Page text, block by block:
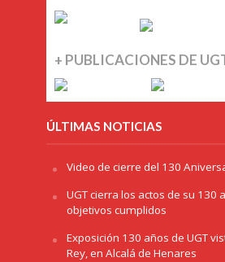
+ PUBLICACIONES DE
ÚLTIMAS NOTICIAS
Video de cierre del 130
UGT cierra los actos de su 130
objetivos cumplidos
Exposición 130 años de UGT
Rey, en Alcalá de Henares